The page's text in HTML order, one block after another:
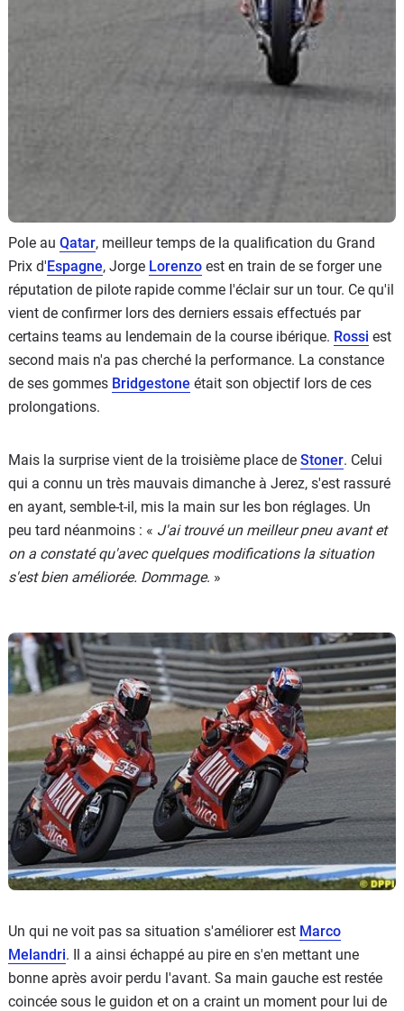
Pole au Qatar, meilleur temps de la qualification du Grand
Prix d'Espagne, Jorge Lorenzo est en train de se forger une
réputation de pilote rapide comme l'éclair sur un tour. Ce qu'il
vient de confirmer lors des derniers essais effectués par
certains teams au lendemain de la course ibérique. Rossi est
second mais n'a pas cherché la performance. La constance
de ses gommes Bridgestone était son objectif lors de ces
prolongations.
Mais la surprise vient de la troisième place de Stoner. Celui
qui a connu un très mauvais dimanche à Jerez, s'est rassuré
en ayant, semble-t-il, mis la main sur les bon réglages. Un
peu tard néanmoins : « J'ai trouvé un meilleur pneu avant et
on a constaté qu'avec quelques modifications la situation
s'est bien améliorée. Dommage. »
Un qui ne voit pas sa situation s'améliorer est Marco
Melandri. Il a ainsi échappé au pire en s'en mettant une
bonne après avoir perdu l'avant. Sa main gauche est restée
coincée sous le guidon et on a craint un moment pour lui de